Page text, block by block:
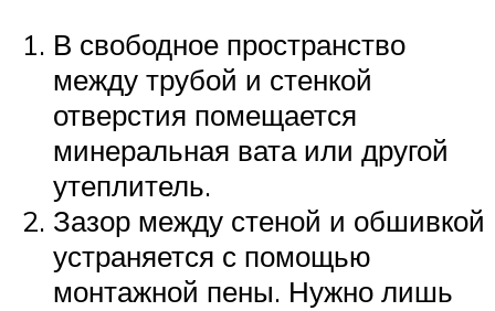
В свободное пространство
между трубой и стенкой
отверстия помещается
минеральная вата или другой
утеплитель.
Зазор между стеной и обшивкой
устраняется с помощью
монтажной пены. Нужно лишь